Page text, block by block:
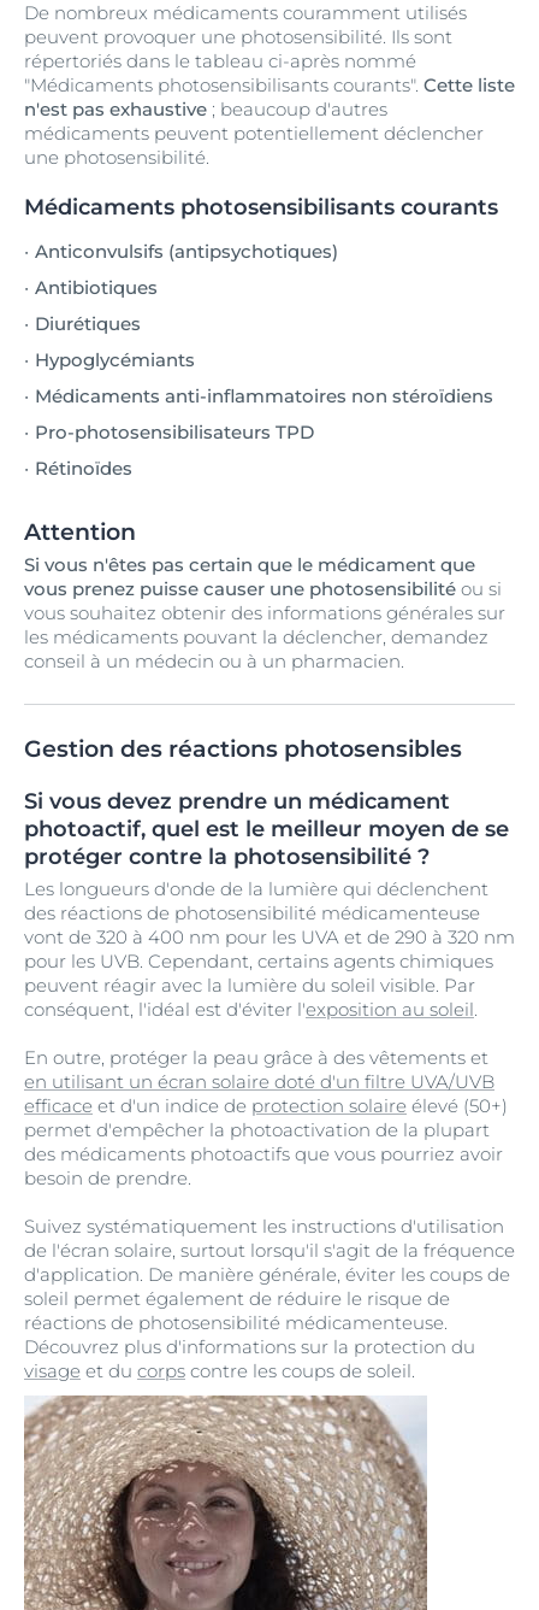
De nombreux médicaments couramment utilisés
peuvent provoquer une photosensibilité. Ils sont
répertoriés dans le tableau ci-après nommé
"Médicaments photosensibilisants courants". Cette liste
n'est pas exhaustive ; beaucoup d'autres
médicaments peuvent potentiellement déclencher
une photosensibilité.
Médicaments photosensibilisants courants
Anticonvulsifs (antipsychotiques)
Antibiotiques
Diurétiques
Hypoglycémiants
Médicaments anti-inflammatoires non stéroïdiens
Pro-photosensibilisateurs TPD
Rétinoïdes
Attention
Si vous n'êtes pas certain que le médicament que
vous prenez puisse causer une photosensibilité ou si
vous souhaitez obtenir des informations générales sur
les médicaments pouvant la déclencher, demandez
conseil à un médecin ou à un pharmacien.
Gestion des réactions photosensibles
Si vous devez prendre un médicament
photoactif, quel est le meilleur moyen de se
protéger contre la photosensibilité ?
Les longueurs d'onde de la lumière qui déclenchent
des réactions de photosensibilité médicamenteuse
vont de 320 à 400 nm pour les UVA et de 290 à 320 nm
pour les UVB. Cependant, certains agents chimiques
peuvent réagir avec la lumière du soleil visible. Par
conséquent, l'idéal est d'éviter l'exposition au soleil.
En outre, protéger la peau grâce à des vêtements et
en utilisant un écran solaire doté d'un filtre UVA/UVB
efficace et d'un indice de protection solaire élevé (50+)
permet d'empêcher la photoactivation de la plupart
des médicaments photoactifs que vous pourriez avoir
besoin de prendre.
Suivez systématiquement les instructions d'utilisation
de l'écran solaire, surtout lorsqu'il s'agit de la fréquence
d'application. De manière générale, éviter les coups de
soleil permet également de réduire le risque de
réactions de photosensibilité médicamenteuse.
Découvrez plus d'informations sur la protection du
visage et du corps contre les coups de soleil.